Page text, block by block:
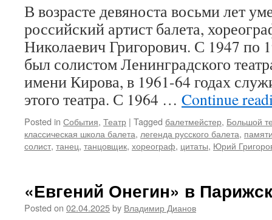
В возрасте девяноста восьми лет
российский артист балета,
Николаевич Григорович. С 1947 по
был солистом Ленинградского
имени Кирова, в 1961-64 годах
этого театра. С 1964 … Continue
Posted in События, Театр | Tagged балетмейстер, Большой
классическая школа балета, легенда русского балета,
солист, танец, танцовщик, хореограф, цитаты, Юрий
«Евгений Онегин» в
Posted on 02.04.2025by Владимир Дианов